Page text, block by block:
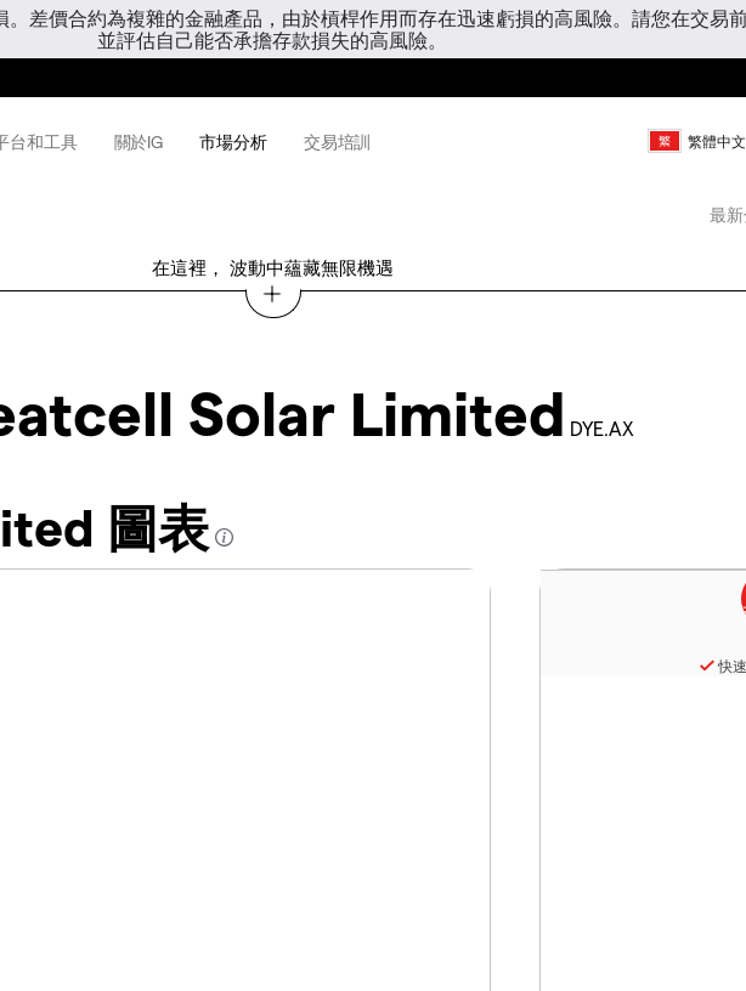
差價合約為複雜的金融產品，由於槓桿作用而存在迅速虧損的高風險。請您在交易
並評估自己能否承擔存款損失的高風險。
台和工具 關於IG 市場分析 交易培訓 繁體中文
最
在這裡， 波動中蘊藏無限機遇
Solar Limited DYE.AX
圖表
快速